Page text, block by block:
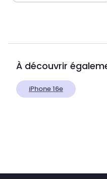
À découvrir
iPhone 16e